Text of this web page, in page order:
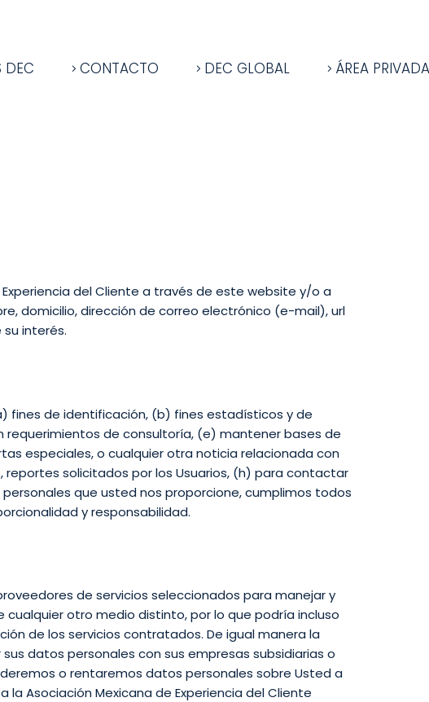
DEC CONTACTO DEC GLOBAL ÁREA PRIVADA
del Cliente a través de este website y/o a
domicilio, dirección de correo electrónico (e-mail), url
interés.
fines de identificación, (b) fines estadísticos y de
requerimientos de consultoría, (e) mantener bases de
especiales, o cualquier otra noticia relacionada con
solicitados por los Usuarios, (h) para contactar
que usted nos proporcione, cumplimos todos
y responsabilidad.
de servicios seleccionados para manejar y
otro medio distinto, por lo que podría incluso
de los servicios contratados. De igual manera la
datos personales con sus empresas subsidiarias o
o rentaremos datos personales sobre Usted a
Asociación Mexicana de Experiencia del Cliente